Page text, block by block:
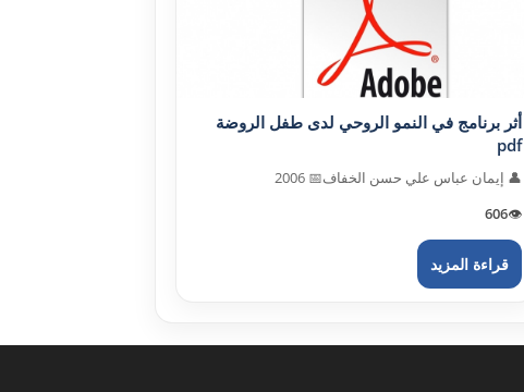
أثر برنامج في النمو الروحي لدى طفل الروضة
pdf
👤 إيمان عباس علي حسن الخفاف📅 2006
👁️
606
قراءة المزيد